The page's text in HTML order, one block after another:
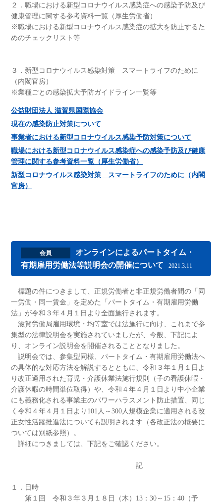
２．職場における新型コロナウイルス感染症への感染予防及び
健康管理に関する参考資料一覧（厚生労働省）
※職場における新型コロナウイルス感染症の拡大を防止するた
めのチェックリスト等
３．新型コロナウイルス感染対策 スマートライフのために
（内閣官房）
※業種ごとの感染拡大予防ガイドライン一覧等
公益財団法人 滋賀県国際協会
現在の感染防止対策について
事業者における新型コロナウイルス感染予防対策について
職場における新型コロナウイルス感染症への感染予防及び健康
管理に関する参考資料一覧（厚生労働省）
新型コロナウイルス感染対策 スマートライフのために（内閣
官房）
会員
オンラインによるパートタイム・
有期雇用労働法等説明会の開催について
2021.3.11
標題の件につきまして、正規労働者と非正規労働者間の「同
一労働・同一賃金」を定めた「パートタイム・有期雇用労働
法」が令和３年４月１日より全面施行されます。
滋賀労働局雇用環境・均等室では法施行に向け、これまで参
集型の法律説明会を実施されていましたが、今般、下記によ
り、オンライン説明会を開催されることとなりました。
説明会では、参集型同様、パートタイム・有期雇用労働法へ
の具体的な対応方法を解説するとともに、令和３年１月１日よ
り改正適用された育児・介護休業法施行規則（子の看護休暇・
介護休暇の時間単位取得）や、令和４年４月１日より中小企業
にも義務化される事業主のパワーハラスメント防止措置、同じ
く令和４年４月１日より101人～300人規模企業に適用される改
正女性活躍推進法についても説明されます（各改正法の概要に
ついては別紙参照）。
詳細につきましては、下記をご確認ください。
記
１．日時
第１回 令和３年３月１８日（木）13：30～15：40（予